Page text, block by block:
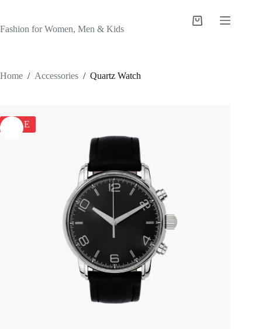
content
Fashion for Women, Men & Kids
Shopping
Home / Accessories / Quartz Watch
SALE